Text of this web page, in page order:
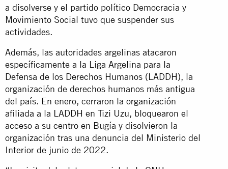
a disolverse y el partido político Democracia y
Movimiento Social tuvo que suspender sus
actividades.
Además, las autoridades argelinas atacaron
específicamente a la Liga Argelina para la
Defensa de los Derechos Humanos (LADDH), la
organización de derechos humanos más antigua
del país. En enero, cerraron la organización
afiliada a la LADDH en Tizi Uzu, bloquearon el
acceso a su centro en Bugía y disolvieron la
organización tras una denuncia del Ministerio del
Interior de junio de 2022.